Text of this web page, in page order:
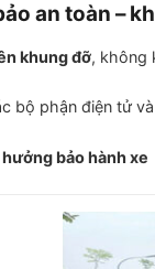
an toàn –
khung đỡ, không
bộ phận điện tử và
bảo hành xe